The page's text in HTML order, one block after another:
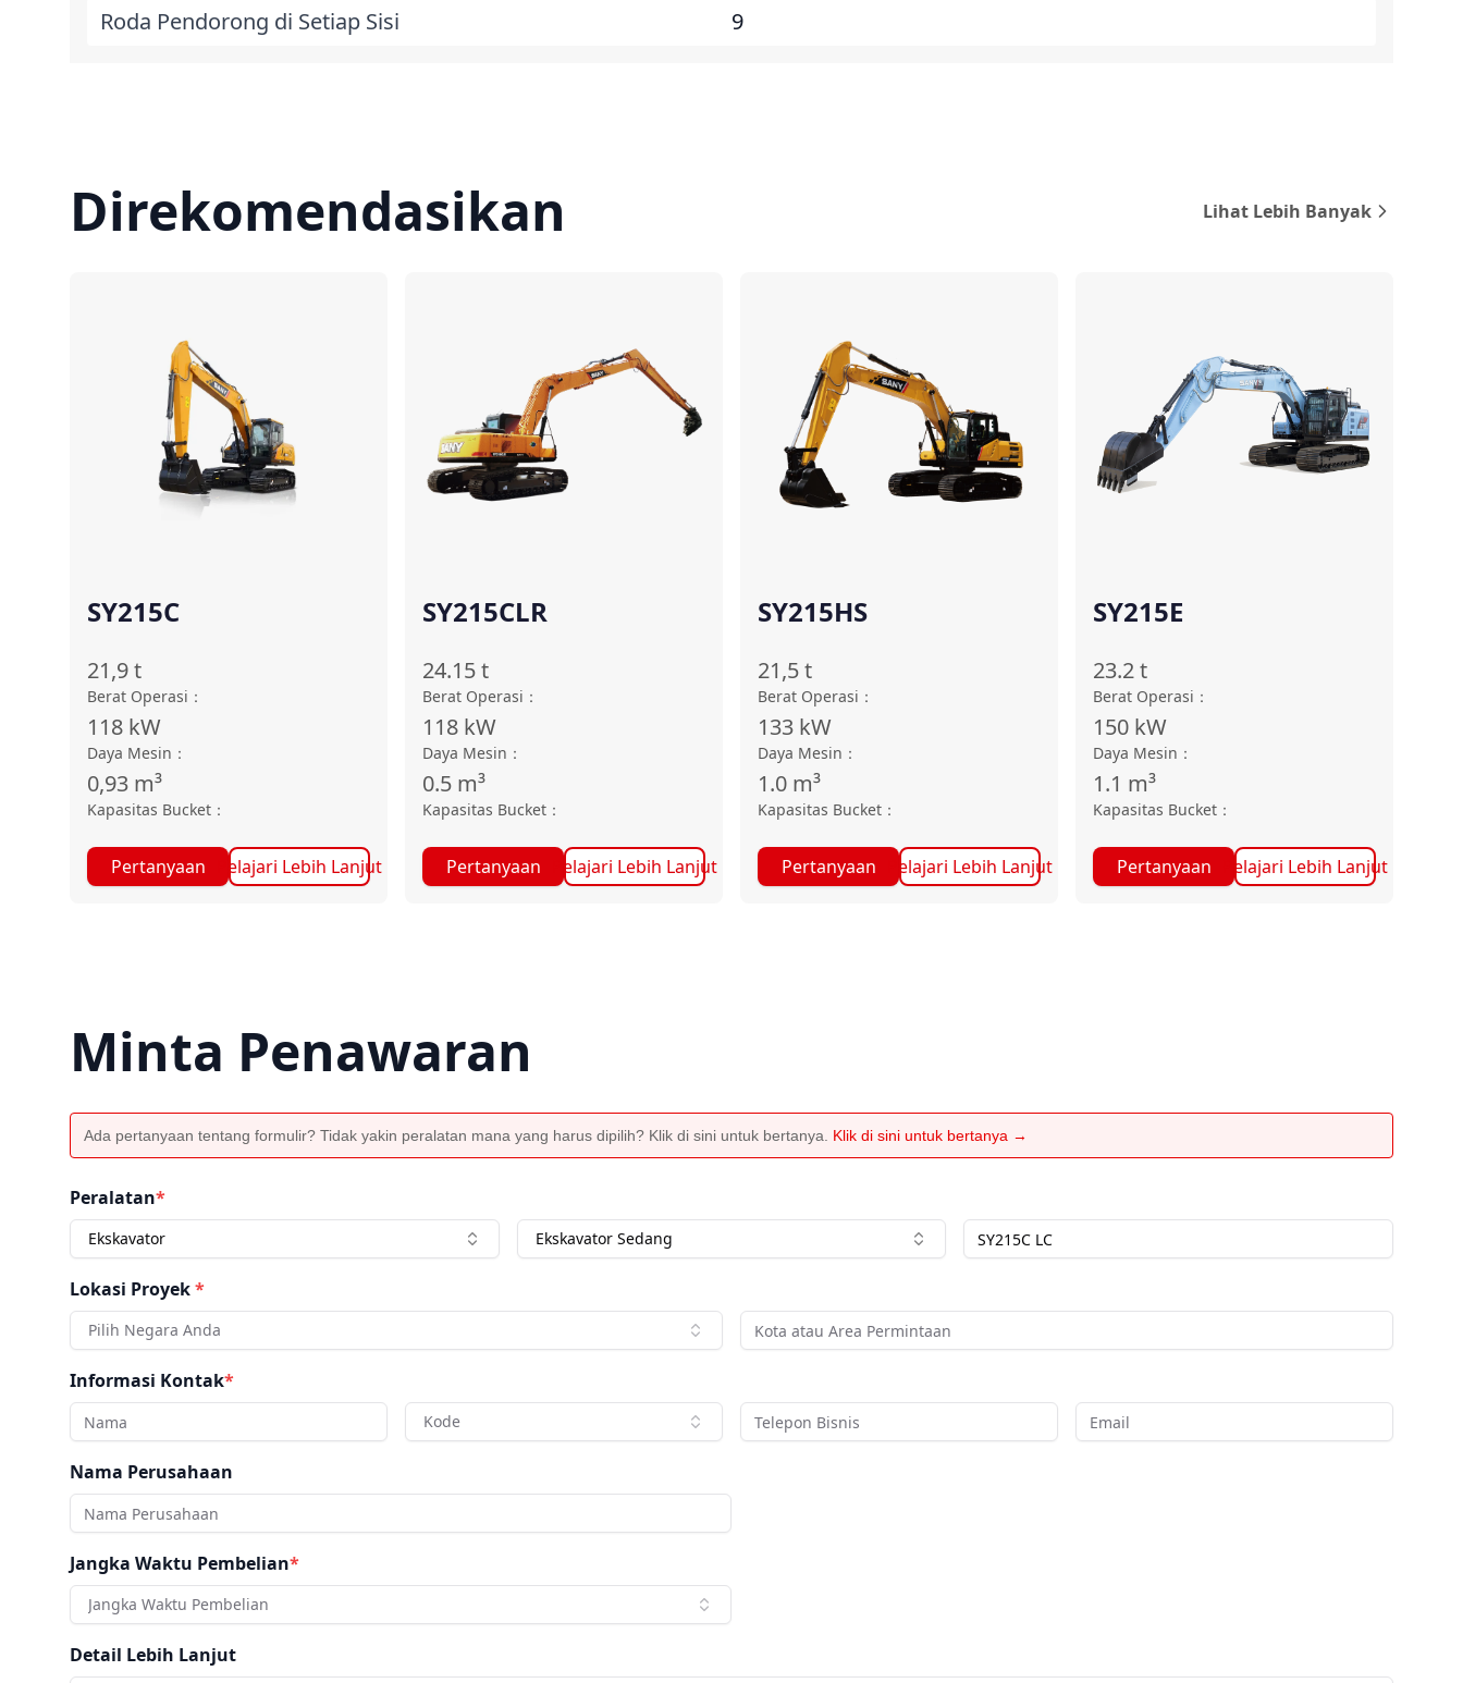
Roda Pendorong di Setiap Sisi 9
Direkomendasikan Lihat Lebih Banyak
SY215C
21,9t
Berat Operasi ：
118 kW
Daya Mesin ：
0,93 m³
Kapasitas Bucket ：
Pertanyaan Pelajari Lebih Lanjut
SY215CLR
24.15t
Berat Operasi ：
118 kW
Daya Mesin ：
0.5 m³
Kapasitas Bucket ：
Pertanyaan Pelajari Lebih Lanjut
SY215HS
21,5t
Berat Operasi ：
133 kW
Daya Mesin ：
1.0 m³
Kapasitas Bucket ：
Pertanyaan Pelajari Lebih Lanjut
SY215E
23.2t
Berat Operasi ：
150 kW
Daya Mesin ：
1.1 m³
Kapasitas Bucket ：
Pertanyaan Pelajari Lebih Lanjut
Minta Penawaran
Ada pertanyaan tentang formulir? Tidak yakin peralatan mana yang harus dipilih? Klik di sini untuk bertanya. Klik di sini untuk bertanya →
Peralatan*
Ekskavator Ekskavator Sedang
Lokasi Proyek*
Pilih Negara Anda
Informasi Kontak*
Kode
Nama Perusahaan
Jangka Waktu Pembelian*
Jangka Waktu Pembelian
Detail Lebih Lanjut